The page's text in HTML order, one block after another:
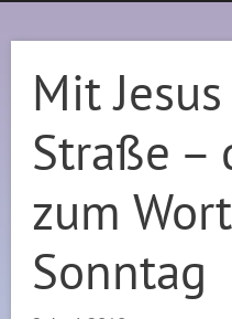
Mit
Straße –
zum
Sonntag